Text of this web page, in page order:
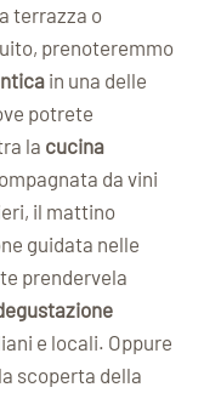
terrazza o
prenoteremmo
in una delle
potrete
la cucina
da vini
il mattino
guidata nelle
prendervela
e locali. Oppure
scoperta della